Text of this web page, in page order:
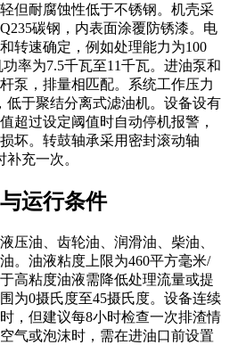
但耐腐蚀性低于不锈钢。机壳采
碳钢，内表面涂覆防锈漆。电
转速确定，例如处理能力为100
率为7.5千瓦至11千瓦。进油泵和
泵，排量相匹配。系统工作压力
低于聚结分离式滤油机。设备设有
超过设定阈值时自动停机报警，
坏。转鼓轴承采用密封滚动轴
充一次。
运行条件
压油、齿轮油、润滑油、柴油、
。油液粘度上限为460平方毫米/
高粘度油液需降低处理流量或提
为0摄氏度至45摄氏度。设备连续
，但建议每8小时检查一次排渣情
气或泡沫时，需在进油口前设置